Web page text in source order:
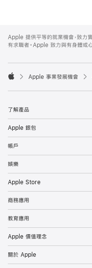
Footer
Apple 提供平等的就業機會，致力
有求職者。Apple 致力與有身體或

Apple 事業發展機會
了解產品
Apple 銀包
帳戶
娛樂
Apple Store
商務應用
教育應用
Apple 價值理念
關於 Apple